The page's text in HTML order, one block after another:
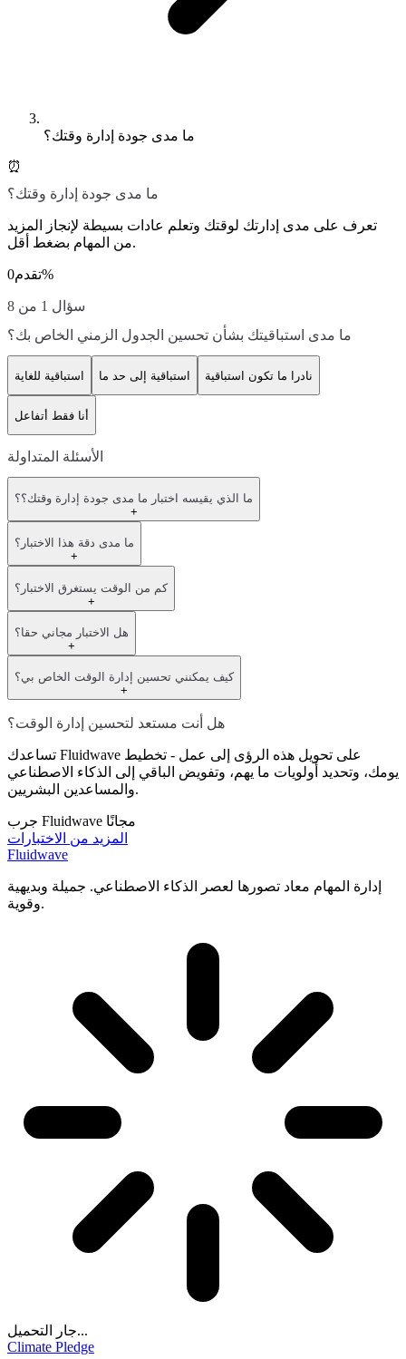
ما مدى جودة إدارة وقتك؟
⏰
ما مدى جودة إدارة وقتك؟
تعرف على مدى إدارتك لوقتك وتعلم عادات بسيطة لإنجاز المزيد
من المهام بضغط أقل.
تقدم0 %
سؤال 1 من 8
ما مدى استباقيتك بشأن تحسين الجدول الزمني الخاص بك؟
استباقية للغاية استباقية إلى حد ما نادرا ما تكون استباقية
أنا فقط أتفاعل
الأسئلة المتداولة
ما الذي يقيسه اختبار ما مدى جودة إدارة وقتك؟؟
+
ما مدى دقة هذا الاختبار؟
+
كم من الوقت يستغرق الاختبار؟
+
هل الاختبار مجاني حقا؟
+
كيف يمكنني تحسين إدارة الوقت الخاص بي؟
+
هل أنت مستعد لتحسين إدارة الوقت؟
تساعدك Fluidwave على تحويل هذه الرؤى إلى عمل - تخطيط
يومك، وتحديد أولويات ما يهم، وتفويض الباقي إلى الذكاء الاصطناعي
والمساعدين البشريين.
جرب Fluidwave مجانًا
المزيد من الاختبارات
Fluidwave
إدارة المهام معاد تصورها لعصر الذكاء الاصطناعي. جميلة وبديهية
وقوية.
جار التحميل...
Climate Pledge